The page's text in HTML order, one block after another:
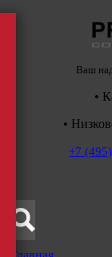
Ваш
•
•
+7